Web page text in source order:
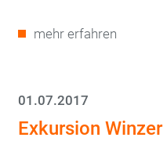
mehr erfahren
01.07.2017
Exkursion